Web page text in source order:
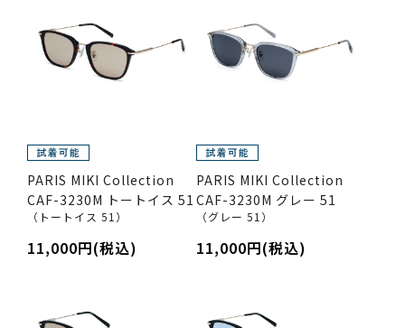
PARIS MIKI Collection
CAF-3230M トートイス 51
（トートイス 51）
11,000円(税込)
PARIS MIKI Collection
CAF-3230M グレー 51
（グレー 51）
11,000円(税込)